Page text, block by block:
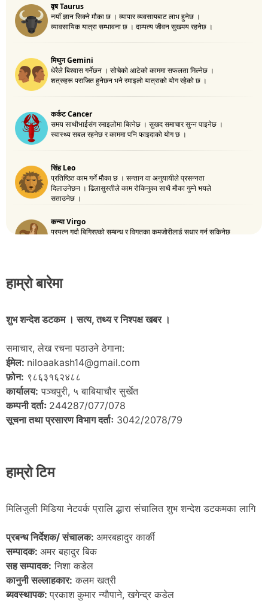
हाम्रो बारेमा
शुभ शन्देश डटकम । सत्य, तथ्य र निश्पक्ष खबर ।
समाचार, लेख रचना पठाउने ठेगाना:
ईमेल: niloaakash14@gmail.com
फ़ोन: ९८६३१६२४८८
कार्यालय: पञ्चपुरी, ५ बाबियाचौर सुर्खेत
कम्पनी दर्ताः 244287/077/078
सूचना तथा प्रसारण विभाग दर्ताः 3042/2078/79
हाम्रो टिम
मिलिजुली मिडिया नेटवर्क प्रालि द्धारा संचालित शुभ शन्देश डटकमका लागि
प्रबन्ध निर्देशक/ संचालक: अमरबहादुर कार्की
सम्पादक: अमर बहादुर बिक
सह सम्पादक: निशा कडेल
कानुनी सल्लाहकार: कलम खत्री
ब्यवस्थापक:प्रकाश कुमार न्याैपाने, खगेन्द्र कडेल